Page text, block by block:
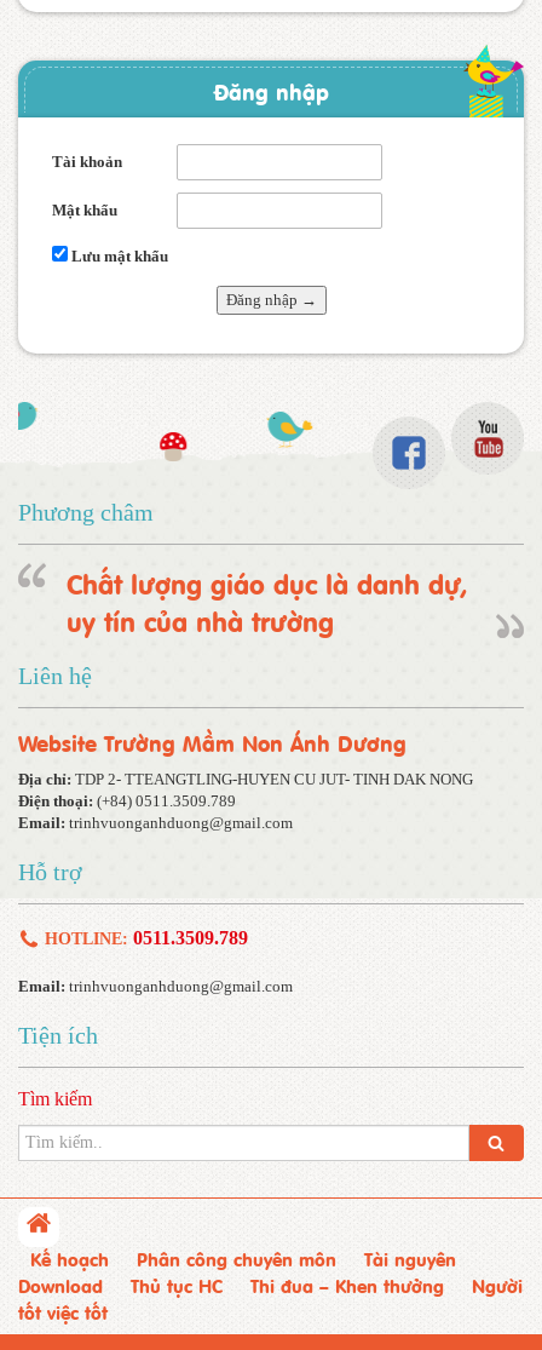
Đăng nhập
Tài khoản
Mật khẩu
Lưu mật khẩu
Phương châm
Chất lượng giáo dục là danh dự,
uy tín của nhà trường
Liên hệ
Website Trường Mầm Non Ánh Dương
Địa chỉ: TDP 2- TTEANGTLING-HUYEN CU JUT- TINH DAK NONG
Điện thoại: (+84) 0511.3509.789
Email: trinhvuonganhduong@gmail.com
Hỗ trợ
HOTLINE: 0511.3509.789
Email: trinhvuonganhduong@gmail.com
Tiện ích
Tìm kiếm
Kế hoạch Phân công chuyên môn
Tài nguyên
Download
Thủ tục HC Thi đua – Khen thưởng
Người
tốt việc tốt